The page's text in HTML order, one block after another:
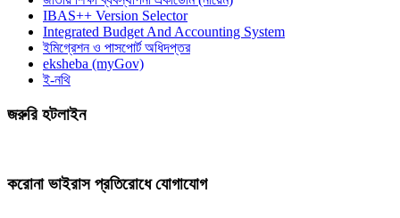
IBAS++ Version Selector
Integrated Budget And Accounting System
ইমিগ্রেশন ও পাসপোর্ট অধিদপ্তর
eksheba (myGov)
ই-নথি
জরুরি হটলাইন
করোনা ভাইরাস প্রতিরোধে যোগাযোগ